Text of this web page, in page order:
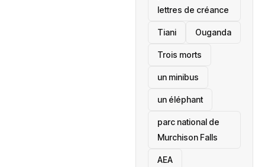
lettres de créance
Tiani ‎Ouganda
Trois morts
un minibus
un éléphant
parc national de
Murchison Falls
AEA